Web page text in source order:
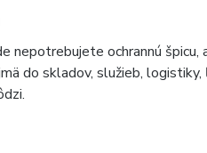
nepotrebujete ochrannú špicu,
do skladov, služieb, logistiky,